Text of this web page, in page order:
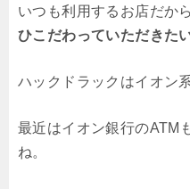
いつも利用するお店だか
ひこだわっていただきた
ハックドラックはイオン
最近はイオン銀行のATM
ね。